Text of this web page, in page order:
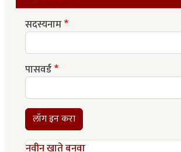
सदस्यनाम
पासवर्ड
लॉग इन करा
नवीन खाते बनवा